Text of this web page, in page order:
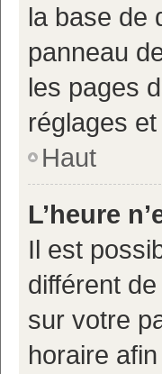
la base de
panneau
les pages
réglages
Haut
L’heure
Il est
différent
sur votre
horaire